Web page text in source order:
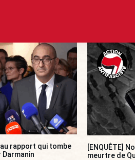
rapport qui tombe
[ENQUÊTE]
meurtre de